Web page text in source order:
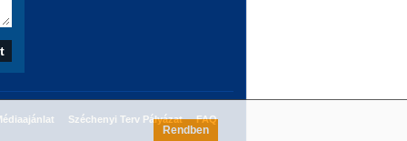
Széchenyi Terv Pályázat FAQ
Rendben